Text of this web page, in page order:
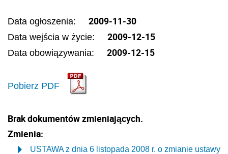
Data ogłoszenia: 2009-11-30
Data wejścia w życie: 2009-12-15
Data obowiązywania: 2009-12-15
Pobierz PDF
Brak dokumentów zmieniających.
Zmienia:
USTAWA z dnia 6 listopada 2008 r. o zmianie ustawy